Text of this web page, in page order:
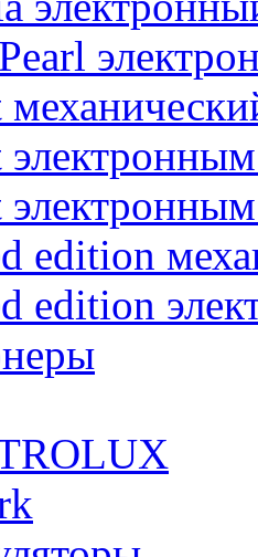
edition
edition